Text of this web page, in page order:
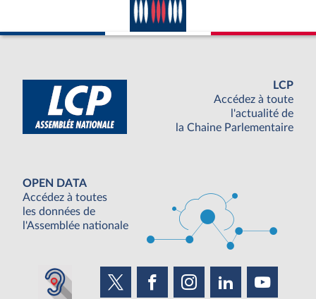
LCP
Accédez à toute
l'actualité de
la Chaine Parlementaire
OPEN DATA
Accédez à toutes
les données de
l'Assemblée nationale